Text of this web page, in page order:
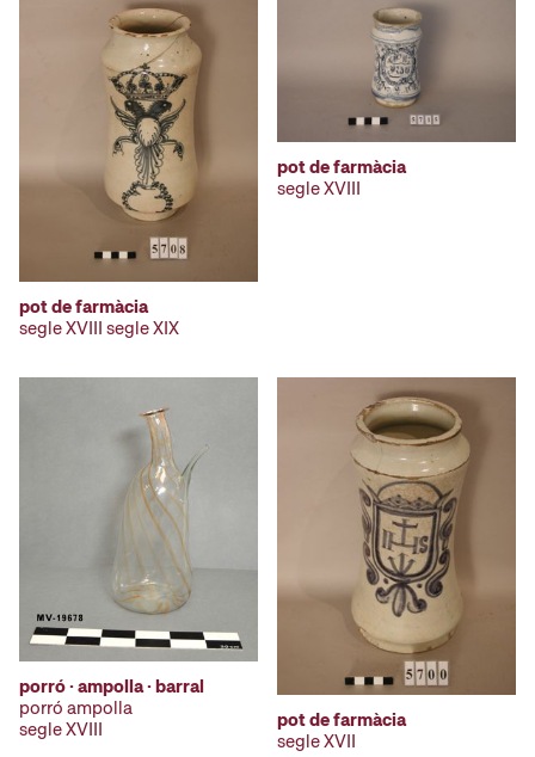
pot de farmàcia
segle XVIII segle XIX
pot de farmàcia
segle XVIII
porró · ampolla · barral
porró ampolla
segle XVIII
pot de farmàcia
segle XVII